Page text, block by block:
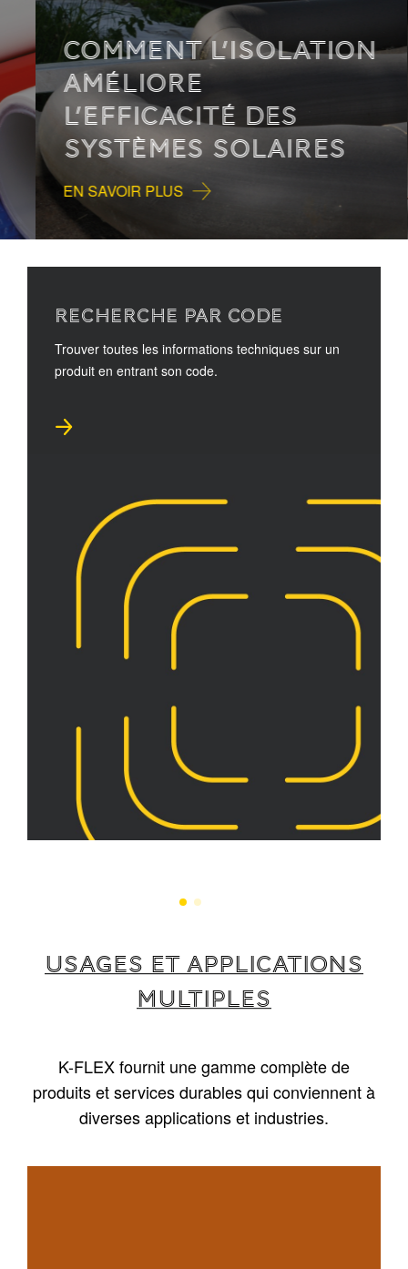
COMMENT L’ISOLATION
AMÉLIORE
L’EFFICACITÉ DES
SYSTÈMES SOLAIRES
EN SAVOIR PLUS
RECHERCHE PAR CODE
Trouver toutes les informations techniques sur un
produit en entrant son code.
USAGES ET APPLICATIONS
MULTIPLES
K-FLEX fournit une gamme complète de
produits et services durables qui conviennent à
diverses applications et industries.